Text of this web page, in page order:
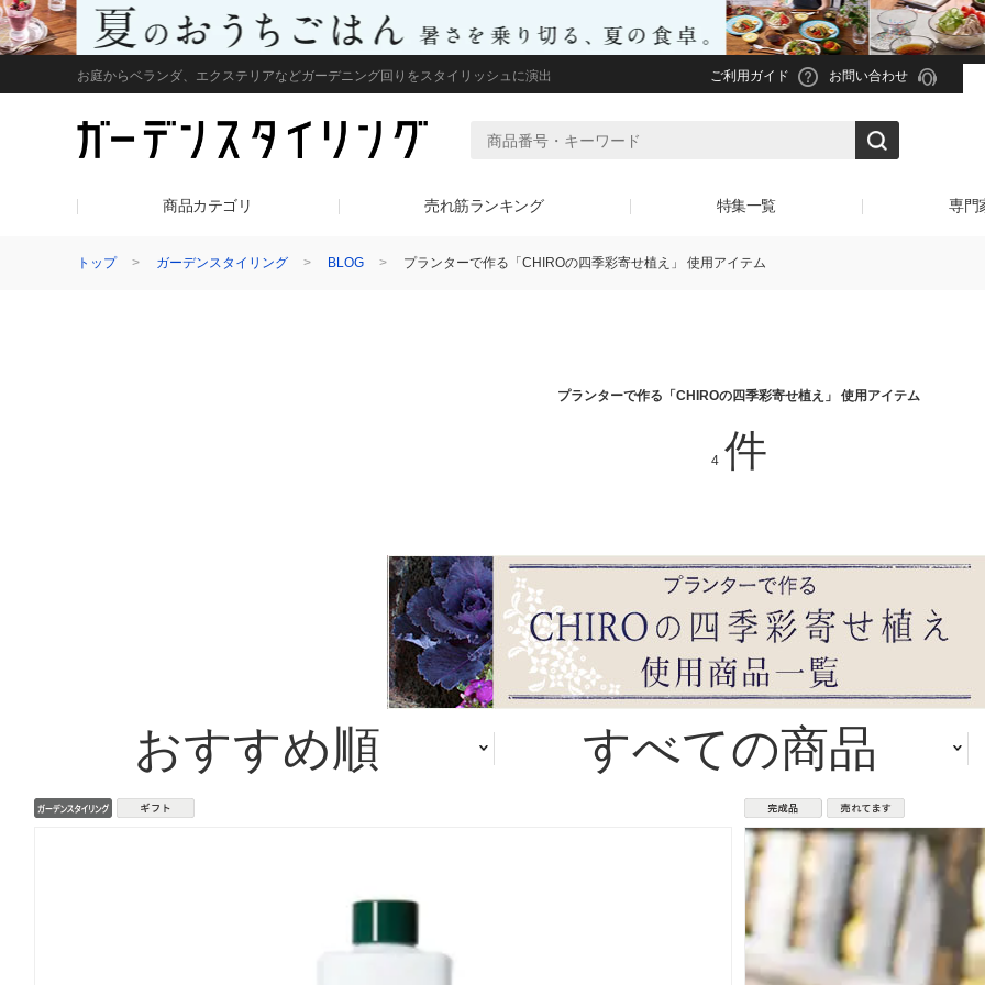
お庭からベランダ、エクステリアなどガーデニング回りをスタイリッシュに演出 ご利用ガイド お問い合わせ
商品カテゴリ 売れ筋ランキング 特集一覧 専門
トップ ガーデンスタイリング BLOG プランターで作る「CHIROの四季彩寄せ植え」 使用アイテム
プランターで作る「CHIROの四季彩寄せ植え」 使用アイテム
4 件
おすすめ順 すべての商品